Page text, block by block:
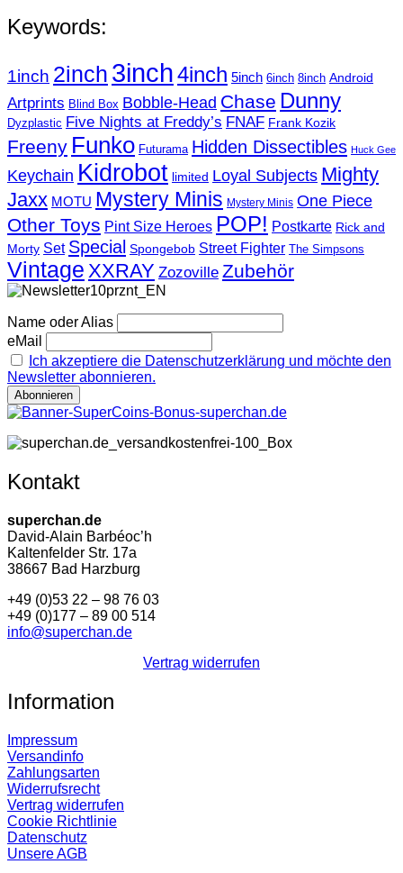
Keywords:
1inch 2inch 3inch4inch 5inch 6inch 8inch Android
Artprints Blind Box Bobble-Head Chase Dunny
Dyzplastic Five Nights at Freddy’s FNAF Frank Kozik
Freeny Funko Futurama Hidden Dissectibles Huck Gee
Keychain Kidrobot limited Loyal Subjects Mighty
Jaxx MOTU Mystery Minis Mystery Minis One Piece
Other Toys Pint Size Heroes POP! Postkarte Rick and
Morty Set Special Spongebob Street Fighter The Simpsons
Vintage XXRAY Zozoville Zubehör
Name oder Alias
eMail
Ich akzeptiere die Datenschutzerklärung und möchte den
Newsletter abonnieren.
Kontakt
superchan.de
David-Alain Barbéoc’h
Kaltenfelder Str. 17a
38667 Bad Harzburg
+49 (0)53 22 – 98 76 03
+49 (0)177 – 89 00 514
info@superchan.de
Vertrag widerrufen
Information
Impressum
Versandinfo
Zahlungsarten
Widerrufsrecht
Vertrag widerrufen
Cookie Richtlinie
Datenschutz
Unsere AGB